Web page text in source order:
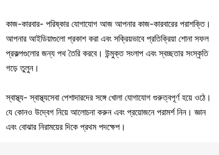
কাজ-কারবার- পরিষ্কার যোগাযোগ আজ আপনার কাজ-কারবারের পরাশক্তি।
আপনার আইডিয়াগুলো প্রকাশ করা এবং সক্রিয়ভাবে প্রতিক্রিয়া শোনা সফল
প্রকল্পগুলোর জন্য পথ তৈরি করবে। উন্মুক্ত সংলাপ এবং স্বচ্ছতার সংস্কৃতি
গড়ে তুলুন।
স্বাস্থ্য- স্বাস্থ্যসেবা পেশাদারদের সঙ্গে খোলা যোগাযোগ গুরুত্বপূর্ণ হয়ে ওঠে।
যে কোনও উদ্বেগ নিয়ে আলোচনা করুন এবং প্রয়োজনে পরামর্শ নিন। জ্ঞান
এবং বোঝার নিরাময়ের দিকে প্রথম পদক্ষেপ।